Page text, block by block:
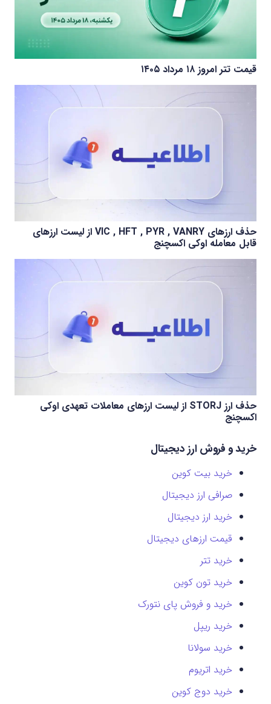
قیمت تتر امروز ۱۸ مرداد ۱۴۰۵
حذف ارزهای VIC , HFT , PYR , VANRY از لیست ارزهای
قابل معامله اوکی اکسچنج
حذف ارز STORJ از لیست ارزهای معاملات تعهدی اوکی
اکسچنج
خرید و فروش ارز دیجیتال
خرید بیت کوین
صرافی ارز دیجیتال
خرید ارز دیجیتال
قیمت ارزهای دیجیتال
خرید تتر
خرید تون کوین
خرید و فروش پای نتورک
خرید ریپل
خرید سولانا
خرید اتریوم
خرید دوج کوین